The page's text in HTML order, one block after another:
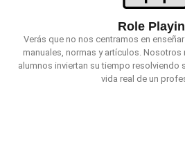
Role
Verás que no nos centramos en
manuales, normas y artículos.
alumnos inviertan su tiempo resolviendo
vida real de un